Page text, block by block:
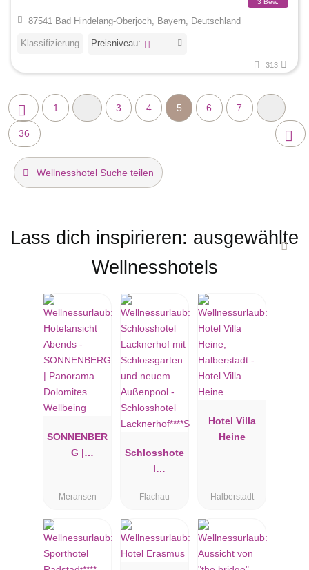
3 Bew.
87541 Bad Hindelang-Oberjoch, Bayern, Deutschland
Klassifizierung Preisniveau:
313
1 3 4 5 6 7
36
Wellnesshotel Suche teilen
Lass dich inspirieren: ausgewählte
Wellnesshotels
SONNENBER
G |
Wellbeing
Meransen
Schlosshote
l
**S
Flachau
Hotel Villa
Heine
Halberstadt